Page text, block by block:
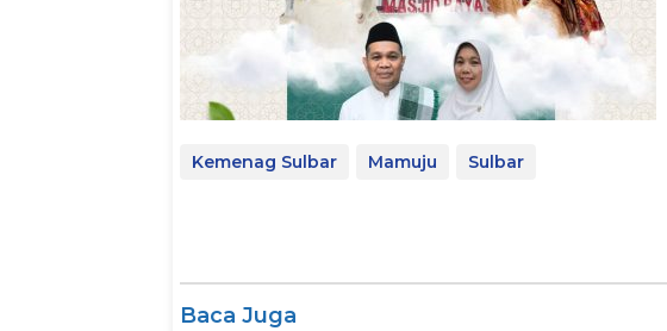
Kemenag Sulbar Mamuju Sulbar
Baca Juga